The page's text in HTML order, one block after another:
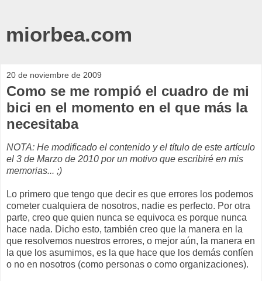
miorbea.com
20 de noviembre de 2009
Como se me rompió el cuadro de mi
bici en el momento en el que más la
necesitaba
NOTA: He modificado el contenido y el título de este artículo
el 3 de Marzo de 2010 por un motivo que escribiré en mis
memorias... ;)
Lo primero que tengo que decir es que errores los podemos
cometer cualquiera de nosotros, nadie es perfecto. Por otra
parte, creo que quien nunca se equivoca es porque nunca
hace nada. Dicho esto, también creo que la manera en la
que resolvemos nuestros errores, o mejor aún, la manera en
la que los asumimos, es la que hace que los demás confíen
o no en nosotros (como personas o como organizaciones).